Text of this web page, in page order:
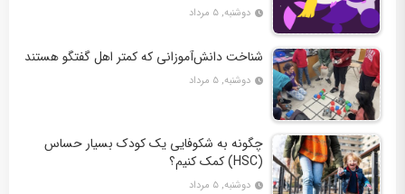
دوشنبه, ۵ مرداد
شناخت دانش‌آموزانی که کمتر اهل گفتگو هستند
دوشنبه, ۵ مرداد
چگونه به شکوفایی یک کودک بسیار حساس
(HSC) کمک کنیم؟
دوشنبه, ۵ مرداد